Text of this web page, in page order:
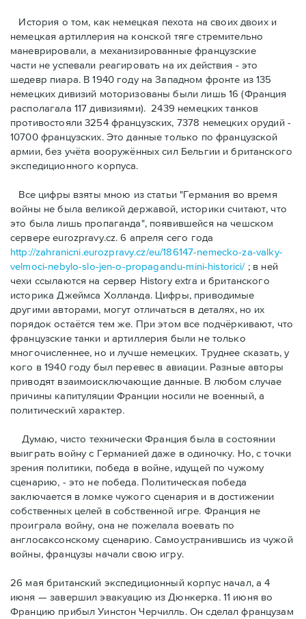
История о том, как немецкая пехота на своих двоих и
немeцкая артиллерия на конской тяге стремительно
маневрировали, а механизированные французские
части не успевали реагировать на их действия - это
шедевр пиара. В 1940 году на Западном фронте из 135
немецких дивизий моторизованы были лишь 16 (Франция
располагала 117 дивизиями). 2439 немецких танков
противостояли 3254 французских, 7378 немецких орудий -
10700 французских. Это данные только по французской
армии, без учёта вооружённых сил Бельгии и британского
экспедиционного корпуса.
Bсе цифры взяты мною из статьи "Германия во время
войны не была великой державой, историки считают, что
это была лишь пропаганда", появившейся на чешском
сервере eurozpravy.cz. 6 апреля сего года
http://zahranicni.eurozpravy.cz/eu/186147-nemecko-za-valky-
velmoci-nebylo-slo-jen-o-propagandu-mini-historici/; в ней
чехи ссылаются на сервер History extra и британского
историка Джеймса Холланда. Цифры, привoдимые
другими авторами, могут отличаться в деталях, но их
порядок остаётся тем же. При этом все подчёркивают, что
французские танки и артиллерия были не только
многочисленнее, но и лучше немецких. Труднее сказать, у
кого в 1940 году был перевес в авиации. Разные авторы
приводят взаимоисключающие данные. В любом случае
причины капитуляции Франции носили не военный, а
политический характер.
Думаю, чисто технически Франция была в состоянии
выиграть войну с Германией даже в одиночку. Но, с точки
зрения политики, победа в войне, идущей по чужому
сценарию, - это не победа. Политическая победа
заключается в ломке чужого сценария и в достижении
собственных целей в собственной игре. Франция не
проиграла войну, она не пожелала воевать по
англосаксонскому сценарию. Самоустранившись из чужой
войны, французы начали свою игру.
26 мая британский экспедиционный корпус начал, а 4
июня — завершил эвакуацию из Дюнкерка. 11 июня во
Францию прибыл Уинстон Черчилль. Он сделал французам